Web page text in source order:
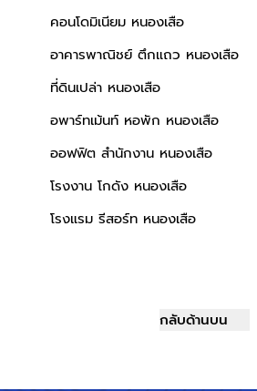
คอนโดมิเนียม หนองเสือ
อาคารพาณิชย์ ตึกแถว หนองเสือ
ที่ดินเปล่า หนองเสือ
อพาร์ทเม้นท์ หอพัก หนองเสือ
ออฟฟิต สำนักงาน หนองเสือ
โรงงาน โกดัง หนองเสือ
โรงแรม รีสอร์ท หนองเสือ
กลับด้านบน